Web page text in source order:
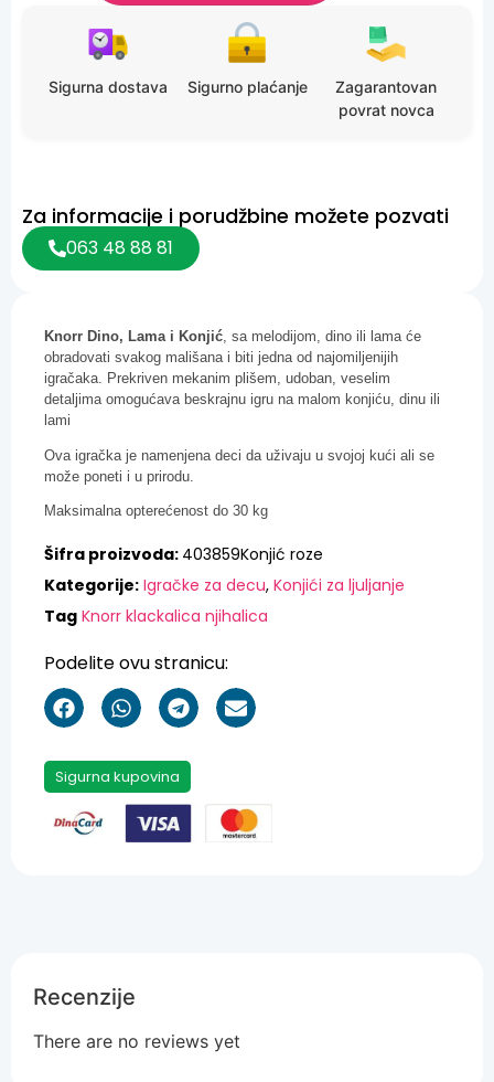
Knorr Dino, Lama i Konjić , sa melodijom, dino ili lama će
obradovati svakog mališana i biti jedna od najomiljenijih
igračaka. Prekriven mekanim plišem, udoban, veselim
detaljima omogućava beskrajnu igru na malom konjiću, dinu ili
lami
Ova igračka je namenjena deci da uživaju u svojoj kući ali se
može poneti i u prirodu.
Maksimalna opterećenost do 30 kg
Šifra proizvoda: 403859Konjić roze
Kategorije: Igračke za decu, Konjići za ljuljanje
Tag Knorr klackalica njihalica
Podelite ovu stranicu:
Sigurna kupovina
Sigurna dostava Sigurno plaćanje
Zagarantovan
povrat novca
Za informacije i porudžbine možete pozvati
063 48 88 81
Recenzije
There are no reviews yet